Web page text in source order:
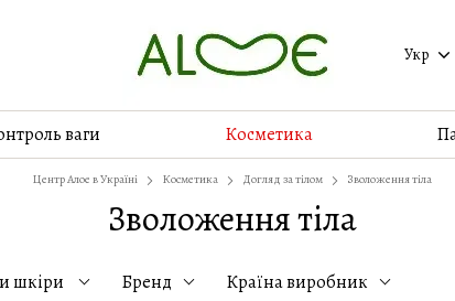
Укр
ваги Косметика
Центр Алое в Україні Косметика Догляд за тілом Зволоження тіла
Зволоження тіла
шкіри Бренд Країна виробник